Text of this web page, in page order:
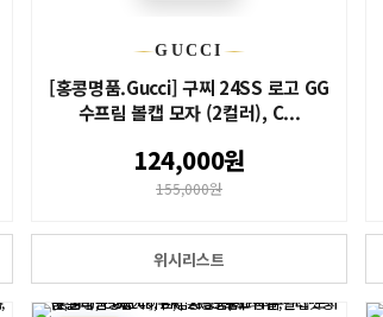
GUCCI
[홍콩명품.Gucci] 구찌 24SS 로고 GG
수프림 볼캡 모자 (2컬러), C...
124,000원
155,000원
위시리스트